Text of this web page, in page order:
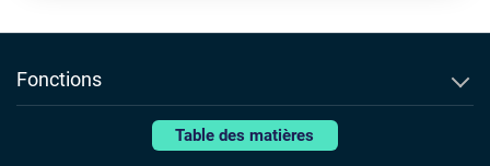
Table des matières
Fonctions
Traqueur Historique d'Appel